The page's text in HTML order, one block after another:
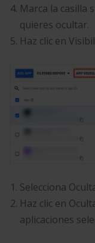
Marca la casilla
quieres ocultar.
Haz clic en
Selecciona
Haz clic en
aplicaciones